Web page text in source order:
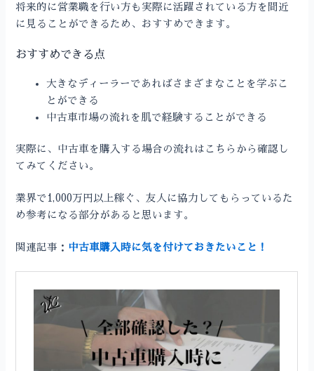
将来的に営業職を行い方も実際に活躍されている方を間近
に見ることができるため、おすすめできます。
おすすめできる点
大きなディーラーであればさまざまなことを学ぶこ
とができる
中古車市場の流れを肌で経験することができる
実際に、中古車を購入する場合の流れはこちらから確認し
てみてください。
業界で1,000万円以上稼ぐ、友人に協力してもらっているた
め参考になる部分があると思います。
関連記事： 中古車購入時に気を付けておきたいこと！